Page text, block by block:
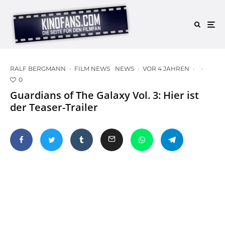
RALF BERGMANN · FILM NEWS NEWS · VOR 4 JAHREN ·
·
0
Guardians of The Galaxy Vol. 3: Hier ist
der Teaser-Trailer